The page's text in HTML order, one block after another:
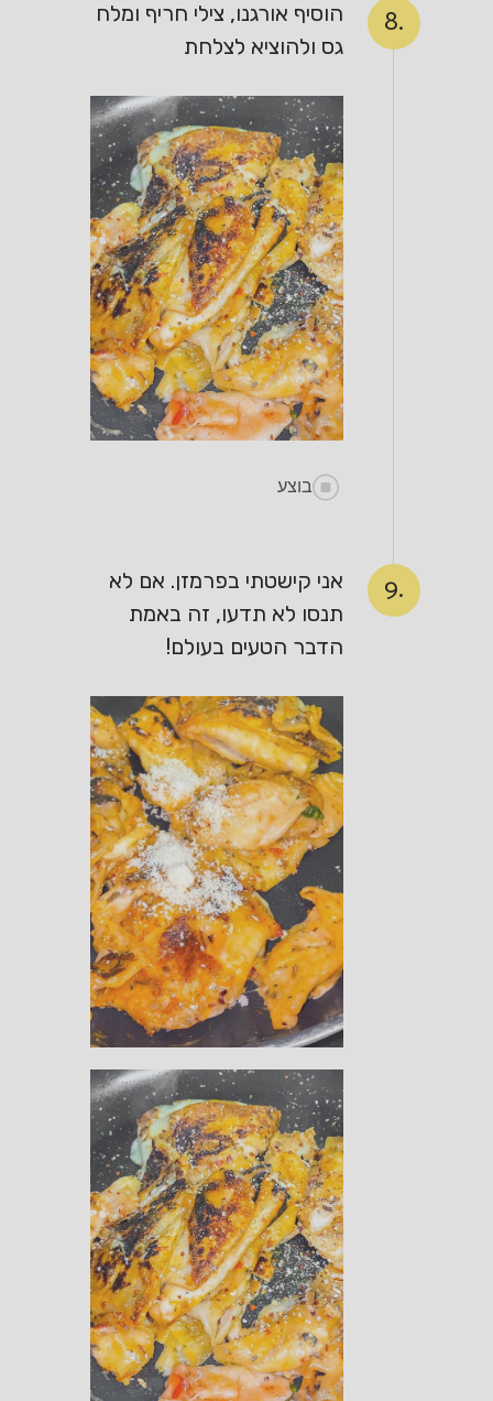
8.
הוסיף אורגנו, צילי חריף ומלח
גס ולהוציא לצלחת
בוצע
9.
אני קישטתי בפרמזן. אם לא
תנסו לא תדעו, זה באמת
הדבר הטעים בעולם!